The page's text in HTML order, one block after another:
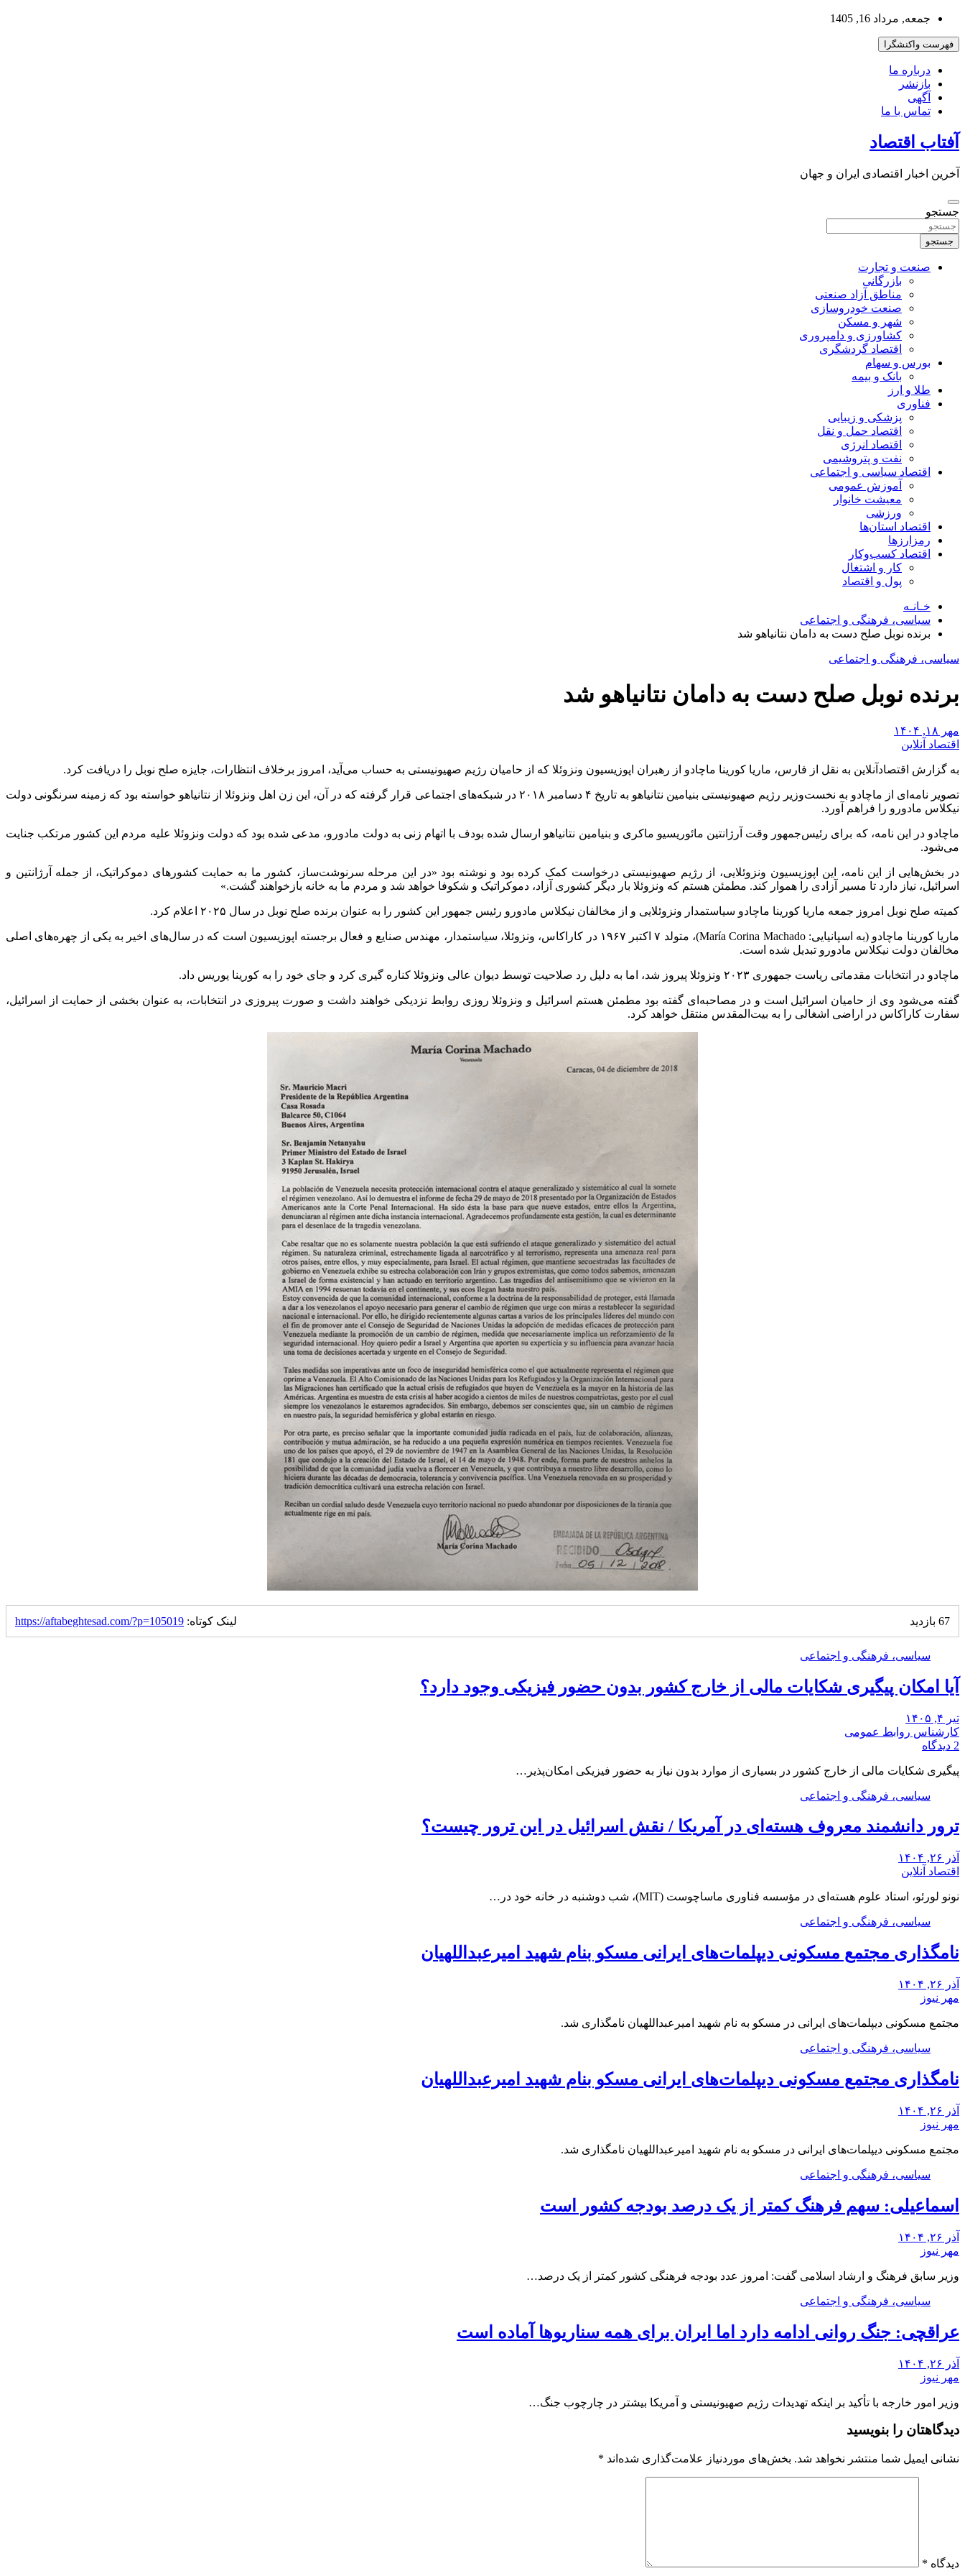
بروید
جمعه, مرداد 16, 1405
فهرست واکنشگرا
درباره ما
بازنشر
آگهی
تماس با ما
آفتاب اقتصاد
آخرین اخبار اقتصادی ایران و جهان
جستجو
جستجو
صنعت و تجارت
بازرگانی
مناطق آزاد صنعتی
صنعت خودروسازی
شهر و مسکن
کشاورزی و دامپروری
اقتصاد گردشگری
بورس و سهام
بانک و بیمه
طلا و ارز
فناوری
پزشکی و زیبایی
اقتصاد حمل و نقل
اقتصاد انرژی
نفت و پتروشیمی
اقتصاد سیاسی و اجتماعی
آموزش عمومی
معیشت خانوار
ورزشی
اقتصاد استان‌ها
رمزارزها
اقتصاد کسب‌و‌کار
کار و اشتغال
پول و اقتصاد
خـانـه
سیاسی، فرهنگی و اجتماعی
برنده نوبل صلح دست به دامان نتانیاهو شد
سیاسی، فرهنگی و اجتماعی
برنده نوبل صلح دست به دامان نتانیاهو شد
مهر ۱۸, ۱۴۰۴
اقتصاد آنلاین
به گزارش اقتصادآنلاین به نقل از فارس، ماریا کورینا ماچادو از رهبران اپوزیسیون ونزوئلا که از حامیان رژیم صهیونیستی به حساب می‌آید، امروز برخلاف انتظارات، جایزه صلح نوبل را دریافت کرد.
تصویر نامه‌ای از ماچادو به نخست‌وزیر رژیم صهیونیستی بنیامین نتانیاهو به تاریخ ۴ دسامبر ۲۰۱۸ در شبکه‌های اجتماعی قرار گرفته که در آن، این زن اهل ونزوئلا از نتانیاهو خواسته بود که زمینه سرنگونی دولت
نیکلاس مادورو را فراهم آورد.
ماچادو در این نامه، که برای رئیس‌جمهور وقت آرژانتین مائوریسیو ماکری و بنیامین نتانیاهو ارسال شده بودف با اتهام زنی به دولت مادورو، مدعی شده بود که دولت ونزوئلا علیه مردم این کشور مرتکب جنایت
می‌شود.
در بخش‌هایی از این نامه، این اپوزیسیون ونزوئلایی، از رژیم صهیونیستی درخواست کمک کرده بود و نوشته بود «در این مرحله سرنوشت‌ساز، کشور ما به حمایت کشور‌های دموکراتیک، از جمله آرژانتین و
اسرائیل، نیاز دارد تا مسیر آزادی را هموار کند. مطمئن هستم که ونزوئلا بار دیگر کشوری آزاد، دموکراتیک و شکوفا خواهد شد و مردم ما به خانه بازخواهند گشت.»
کمیته صلح نوبل امروز جمعه ماریا کورینا ماچادو سیاستمدار ونزوئلایی و از مخالفان نیکلاس مادورو رئیس جمهور این کشور را به عنوان برنده صلح نوبل در سال ۲۰۲۵ اعلام کرد.
ماریا کورینا ماچادو (به اسپانیایی: María Corina Machado)، متولد ۷ اکتبر ۱۹۶۷ در کاراکاس، ونزوئلا، سیاستمدار، مهندس صنایع و فعال برجسته اپوزیسیون است که در سال‌های اخیر به یکی از چهره‌های اصلی
مخالفان دولت نیکلاس مادورو تبدیل شده است.
ماچادو در انتخابات مقدماتی ریاست جمهوری ۲۰۲۳ ونزوئلا پیروز شد، اما به دلیل رد صلاحیت توسط دیوان عالی ونزوئلا کناره گیری کرد و جای خود را به کورینا یوریس داد.
گفته می‌شود وی از حامیان اسرائیل است و در مصاحبه‌ای گفته بود مطمئن هستم اسرائیل و ونزوئلا روزی روابط نزدیکی خواهند داشت و صورت پیروزی در انتخابات، به عنوان بخشی از حمایت از اسرائیل،
سفارت کاراکاس در اراضی اشغالی را به بیت‌المقدس منتقل خواهد کرد.
67 بازدید لینک کوتاه: https://aftabeghtesad.com/?p=105019
سیاسی، فرهنگی و اجتماعی
آیا امکان پیگیری شکایات مالی از خارج کشور بدون حضور فیزیکی وجود دارد؟
تیر ۴, ۱۴۰۵
کارشناس روابط عمومی
2 دیدگاه
پیگیری شکایات مالی از خارج کشور در بسیاری از موارد بدون نیاز به حضور فیزیکی امکان‌پذیر…
سیاسی، فرهنگی و اجتماعی
ترور دانشمند معروف هسته‌ای در آمریکا / نقش اسرائیل در این ترور چیست؟
آذر ۲۶, ۱۴۰۴
اقتصاد آنلاین
نونو لورئو، استاد علوم هسته‌ای در مؤسسه فناوری ماساچوست (MIT)، شب دوشنبه در خانه خود در…
سیاسی، فرهنگی و اجتماعی
نامگذاری مجتمع مسکونی دیپلمات‌های ایرانی مسکو بنام شهید امیرعبداللهیان
آذر ۲۶, ۱۴۰۴
مهر نیوز
مجتمع مسکونی دیپلمات‌های ایرانی در مسکو به نام شهید امیرعبداللهیان نامگذاری شد.
سیاسی، فرهنگی و اجتماعی
نامگذاری مجتمع مسکونی دیپلمات‌های ایرانی مسکو بنام شهید امیرعبداللهیان
آذر ۲۶, ۱۴۰۴
مهر نیوز
مجتمع مسکونی دیپلمات‌های ایرانی در مسکو به نام شهید امیرعبداللهیان نامگذاری شد.
سیاسی، فرهنگی و اجتماعی
اسماعیلی: سهم فرهنگ کمتر از یک درصد بودجه کشور است
آذر ۲۶, ۱۴۰۴
مهر نیوز
وزیر سابق فرهنگ و ارشاد اسلامی گفت: امروز عدد بودجه فرهنگی کشور کمتر از یک درصد…
سیاسی، فرهنگی و اجتماعی
عراقچی: جنگ روانی ادامه دارد اما ایران برای همه سناریوها آماده است
آذر ۲۶, ۱۴۰۴
مهر نیوز
وزیر امور خارجه با تأکید بر اینکه تهدیدات رژیم صهیونیستی و آمریکا بیشتر در چارچوب جنگ…
دیدگاهتان را بنویسید
نشانی ایمیل شما منتشر نخواهد شد. بخش‌های موردنیاز علامت‌گذاری شده‌اند *
دیدگاه *